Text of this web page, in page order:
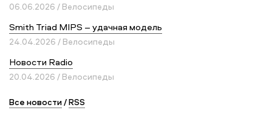
06.06.2026 / Велосипеды
Smith Triad MIPS – удачная модель
24.04.2026 / Велосипеды
Новости Radio
20.04.2026 / Велосипеды
Все новости/RSS